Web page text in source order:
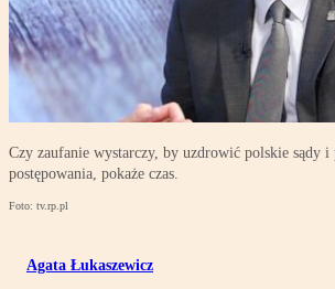
Czy zaufanie wystarczy, by uzdrowić polskie sądy i
postępowania, pokaże czas.
Foto: tv.rp.pl
Agata Łukaszewicz